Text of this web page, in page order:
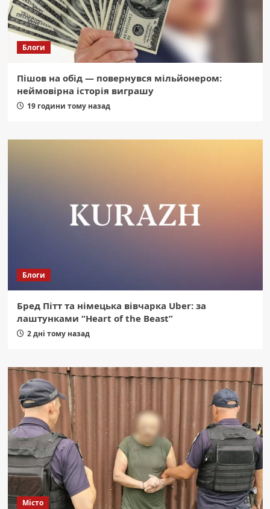
Блоги
Пішов на обід — повернувся мільйонером:
неймовірна історія виграшу
19 години тому назад
Блоги
Бред Пітт та німецька вівчарка Uber: за
лаштунками “Heart of the Beast”
2 дні тому назад
Місто